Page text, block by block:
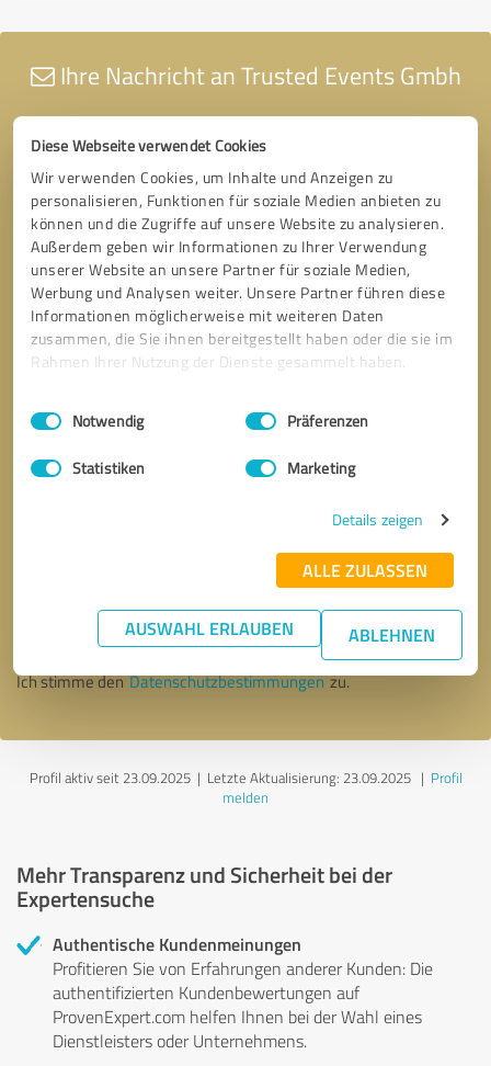
Diese Webseite verwendet Cookies
Wir verwenden Cookies, um Inhalte und Anzeigen zu
personalisieren, Funktionen für soziale Medien anbieten zu
können und die Zugriffe auf unsere Website zu analysieren.
Außerdem geben wir Informationen zu Ihrer Verwendung
unserer Website an unsere Partner für soziale Medien,
Werbung und Analysen weiter. Unsere Partner führen diese
Informationen möglicherweise mit weiteren Daten
zusammen, die Sie ihnen bereitgestellt haben oder die sie im
Rahmen Ihrer Nutzung der Dienste gesammelt haben.
Impressum Datenschutzbestimmungen
Einwilligungsauswahl
Notwendig Präferenzen
Statistiken Marketing
Details zeigen
ALLE ZULASSEN
AUSWAHL ERLAUBEN ABLEHNEN
Ihre Nachricht an Trusted Events Gmbh
* Erforderliche Angaben
Nachricht senden
Ich stimme denDatenschutzbestimmungenzu.
Profil aktiv seit 23.09.2025 | Letzte Aktualisierung: 23.09.2025| Profil
melden
Mehr Transparenz und Sicherheit bei der
Expertensuche
Authentische Kundenmeinungen
Profitieren Sie von Erfahrungen anderer Kunden: Die
authentifizierten Kundenbewertungen auf
ProvenExpert.com helfen Ihnen bei der Wahl eines
Dienstleisters oder Unternehmens.